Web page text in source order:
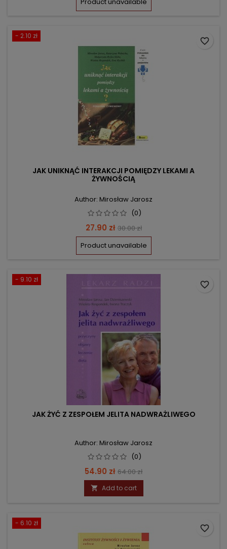
Product unavailable
- 2.10 zł
JAK UNIKNĄĆ INTERAKCJI POMIĘDZY LEKAMI A
ŻYWNOŚCIĄ
Author: Mirosław Jarosz
(0)
Price
27.90 zł Regular
price
30.00 zł
Product unavailable
favorite_border
- 9.10 zł
JAK ŻYĆ Z ZESPOŁEM JELITA NADWRAŻLIWEGO
Author: Mirosław Jarosz
(0)
Price
54.90 zł Regular
price
64.00 zł
 Add to cart
favorite_border
- 6.10 zł
favorite_border